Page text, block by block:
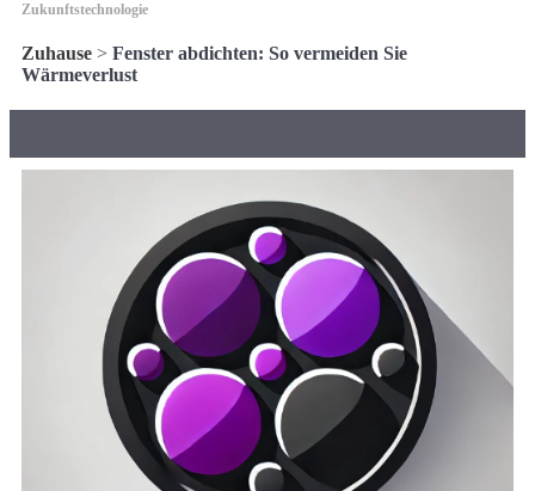
Zukunftstechnologie
Zuhause > Fenster abdichten: So vermeiden Sie
Wärmeverlust